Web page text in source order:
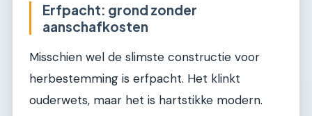
Erfpacht: grond zonder
aanschafkosten
Misschien wel de slimste constructie voor
herbestemming is erfpacht. Het klinkt
ouderwets, maar het is hartstikke modern.